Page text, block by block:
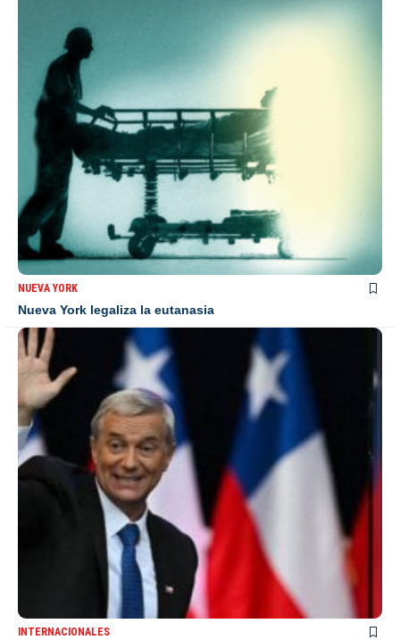
NUEVA YORK
Nueva York legaliza la eutanasia
INTERNACIONALES